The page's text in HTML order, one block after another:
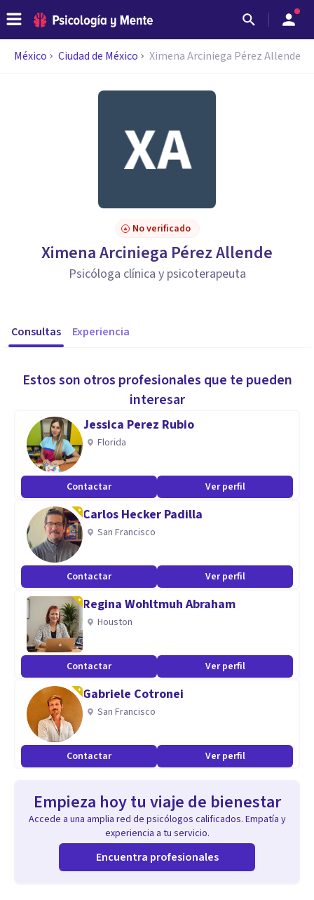
México Ciudad de México Ximena Arciniega Pérez Allende
No verificado
Ximena Arciniega Pérez Allende
Psicóloga clínica y psicoterapeuta
Consultas Experiencia
Estos son otros profesionales que te pueden
interesar
Jessica Perez Rubio
Florida
Contactar Ver perfil
Carlos Hecker Padilla
San Francisco
Contactar Ver perfil
Regina Wohltmuh Abraham
Houston
Contactar Ver perfil
Gabriele Cotronei
San Francisco
Contactar Ver perfil
Empieza hoy tu viaje de bienestar
Accede a una amplia red de psicólogos calificados. Empatía y
experiencia a tu servicio.
Encuentra profesionales